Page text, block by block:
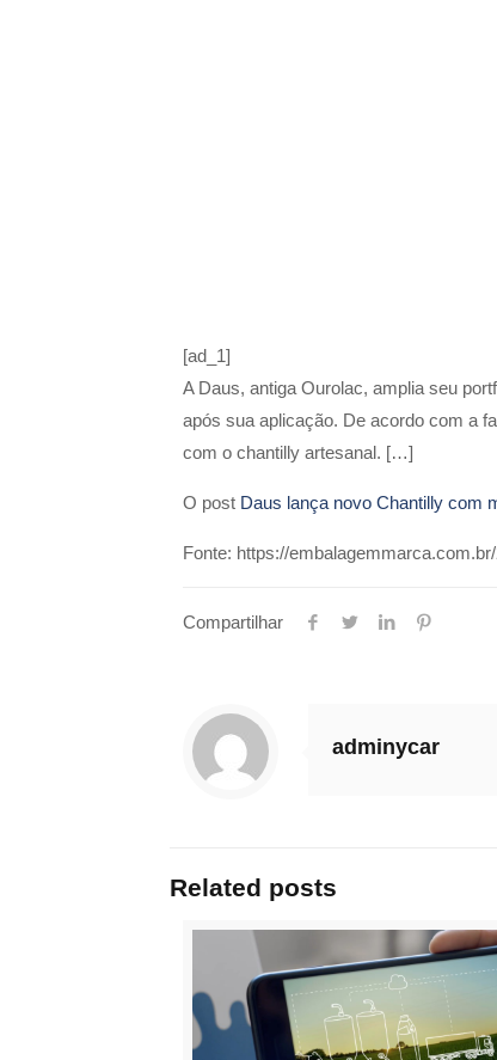
[ad_1]
A Daus, antiga Ourolac, amplia seu
após sua aplicação. De acordo com a
com o chantilly artesanal. […]
O post Daus lança novo Chantilly com
Fonte: https://
Compartilhar
adminycar
Related posts